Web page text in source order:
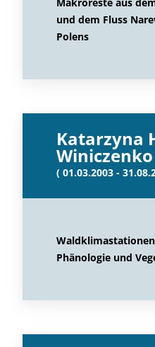
und dem Fluss
Polens
Katarzyna
Winiczenko
( 01.03.2003 -
Phänologie und